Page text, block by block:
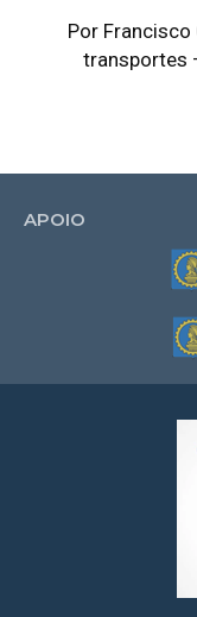
Por
transportes
APOIO